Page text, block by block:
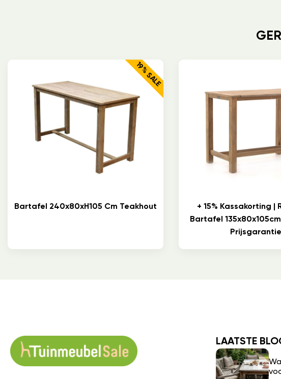
19% SALE
Bartafel 240x80xH105 Cm Teakhout
+ 15% Kassakorting |
Bartafel
LAATSTE